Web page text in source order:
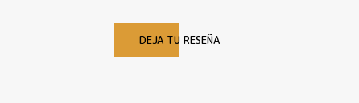
DEJA TU RESEÑA